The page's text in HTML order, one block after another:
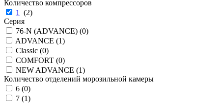
Количество компрессоров
1
(2)
Серия
76-N (ADVANCE) (0)
ADVANCE (1)
Classic (0)
COMFORT (0)
NEW ADVANCE (1)
Количество отделений морозильной камеры
6 (0)
7 (1)